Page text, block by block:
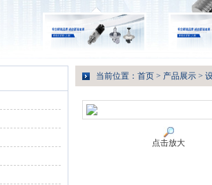
当前位置： 首页 > 产品展示 >
点击放大